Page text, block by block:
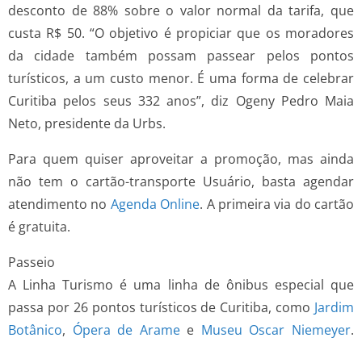
desconto de 88% sobre o valor normal da tarifa, que
custa R$ 50. “O objetivo é propiciar que os moradores
da cidade também possam passear pelos pontos
turísticos, a um custo menor. É uma forma de celebrar
Curitiba pelos seus 332 anos”, diz Ogeny Pedro Maia
Neto, presidente da Urbs.
Para quem quiser aproveitar a promoção, mas ainda
não tem o cartão-transporte Usuário, basta agendar
atendimento no Agenda Online. A primeira via do cartão
é gratuita.
Passeio
A Linha Turismo é uma linha de ônibus especial que
passa por 26 pontos turísticos de Curitiba, como Jardim
Botânico, Ópera de Aramee Museu Oscar Niemeyer.